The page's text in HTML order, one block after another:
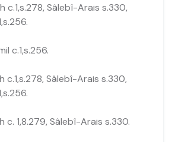
Sâlebî-Arais s.330,
c.1,s.256.
Sâlebî-Arais s.330,
1,8.279, Sâlebî-Arais s.330.